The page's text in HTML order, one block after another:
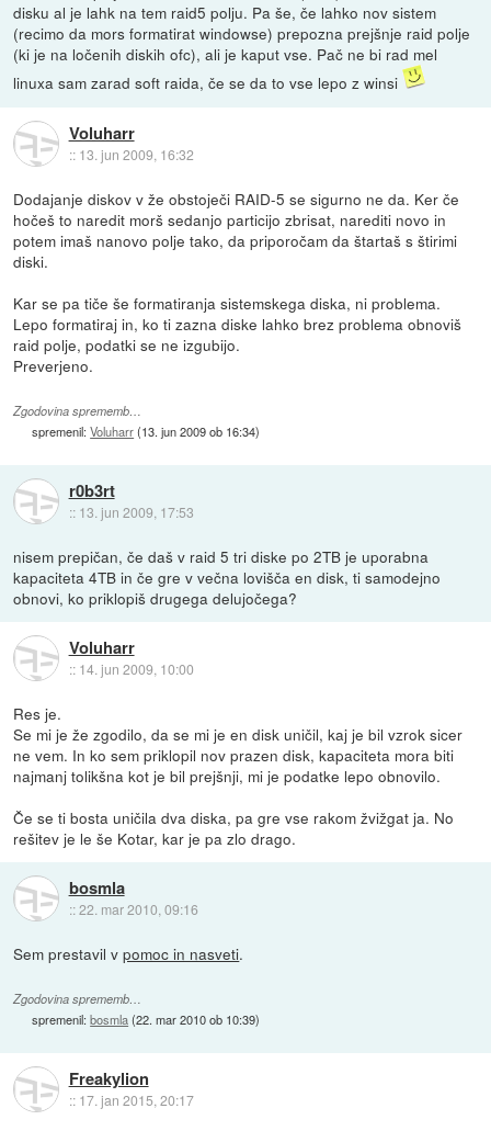
disku al je lahk na tem raid5 polju. Pa še, če lahko nov sistem
(recimo da mors formatirat windowse) prepozna prejšnje raid polje
(ki je na ločenih diskih ofc), ali je kaput vse. Pač ne bi rad mel
linuxa sam zarad soft raida, če se da to vse lepo z winsi
Voluharr
:: 13. jun 2009, 16:32
Dodajanje diskov v že obstoječi RAID-5 se sigurno ne da. Ker če
hočeš to naredit morš sedanjo particijo zbrisat, narediti novo in
potem imaš nanovo polje tako, da priporočam da štartaš s štirimi
diski.
Kar se pa tiče še formatiranja sistemskega diska, ni problema.
Lepo formatiraj in, ko ti zazna diske lahko brez problema obnoviš
raid polje, podatki se ne izgubijo.
Preverjeno.
Zgodovina sprememb…
spremenil:Voluharr(13. jun 2009 ob 16:34)
r0b3rt
:: 13. jun 2009, 17:53
nisem prepičan, če daš v raid 5 tri diske po 2TB je uporabna
kapaciteta 4TB in če gre v večna lovišča en disk, ti samodejno
obnovi, ko priklopiš drugega delujočega?
Voluharr
:: 14. jun 2009, 10:00
Res je.
Se mi je že zgodilo, da se mi je en disk uničil, kaj je bil vzrok sicer
ne vem. In ko sem priklopil nov prazen disk, kapaciteta mora biti
najmanj tolikšna kot je bil prejšnji, mi je podatke lepo obnovilo.
Če se ti bosta uničila dva diska, pa gre vse rakom žvižgat ja. No
rešitev je le še Kotar, kar je pa zlo drago.
bosmla
::22. mar 2010, 09:16
Sem prestavil vpomoc in nasveti.
Zgodovina sprememb…
spremenil:bosmla(22. mar 2010 ob 10:39)
Freakylion
:: 17. jan 2015, 20:17